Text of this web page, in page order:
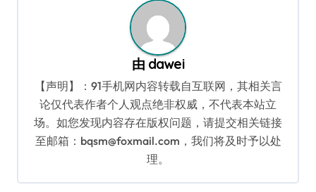
由 dawei
【声明】：91手机网内容转载自互联网，其相关言
论仅代表作者个人观点绝非权威，不代表本站立
场。如您发现内容存在版权问题，请提交相关链接
至邮箱：bqsm@foxmail.com，我们将及时予以处
理。